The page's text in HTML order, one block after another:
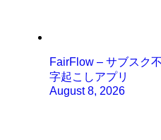
FairFlow – サブスク
字起こしアプリ
August 8, 2026